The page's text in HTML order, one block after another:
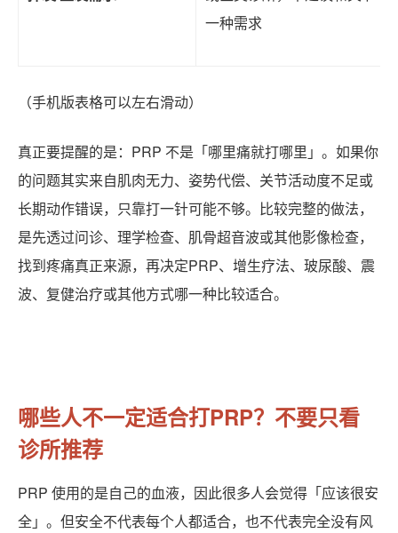
一种需求
（手机版表格可以左右滑动）
真正要提醒的是：PRP 不是「哪里痛就打哪里」。如果你
的问题其实来自肌肉无力、姿势代偿、关节活动度不足或
长期动作错误，只靠打一针可能不够。比较完整的做法，
是先透过问诊、理学检查、肌骨超音波或其他影像检查，
找到疼痛真正来源，再决定PRP、增生疗法、玻尿酸、震
波、复健治疗或其他方式哪一种比较适合。
哪些人不一定适合打PRP？不要只看
诊所推荐
PRP 使用的是自己的血液，因此很多人会觉得「应该很安
全」。但安全不代表每个人都适合，也不代表完全没有风